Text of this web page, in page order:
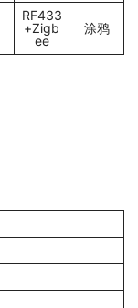
RF433
+Zigb
ee
涂鸦